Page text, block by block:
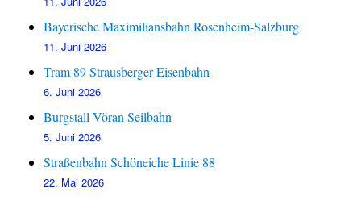
Bayerische Maximiliansbahn Rosenheim-Salzburg
11. Juni 2026
Tram 89 Strausberger Eisenbahn
6. Juni 2026
Burgstall-Vöran Seilbahn
5. Juni 2026
Straßenbahn Schöneiche Linie 88
22. Mai 2026